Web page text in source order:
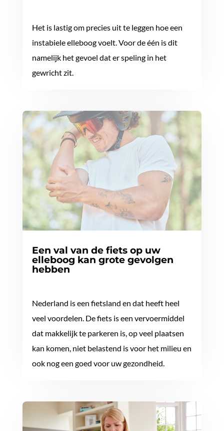
Het is lastig om precies uit te leggen hoe een
instabiele elleboog voelt. Voor de één is dit
namelijk het gevoel dat er speling in het
gewricht zit.
Een val van de fiets op uw
elleboog kan grote gevolgen
hebben
Nederland is een fietsland en dat heeft heel
veel voordelen. De fiets is een vervoermiddel
dat makkelijk te parkeren is, op veel plaatsen
kan komen, niet belastend is voor het milieu en
ook nog een goed voor uw gezondheid.